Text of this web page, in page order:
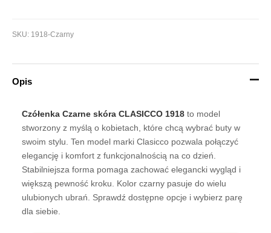
SKU: 1918-Czarny
Opis
Czółenka Czarne skóra CLASICCO 1918 to model
stworzony z myślą o kobietach, które chcą wybrać buty w
swoim stylu. Ten model marki Clasicco pozwala połączyć
elegancję i komfort z funkcjonalnością na co dzień.
Stabilniejsza forma pomaga zachować elegancki wygląd i
większą pewność kroku. Kolor czarny pasuje do wielu
ulubionych ubrań. Sprawdź dostępne opcje i wybierz parę
dla siebie.